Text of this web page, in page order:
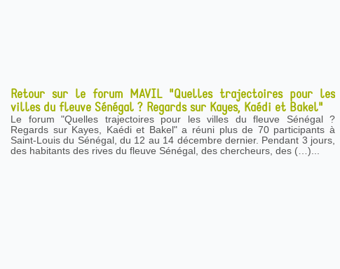
Retour sur le forum MAVIL "Quelles trajectoires pour les
villes du fleuve Sénégal ? Regards sur Kayes, Kaédi et Bakel"
Le forum "Quelles trajectoires pour les villes du fleuve Sénégal ?
Regards sur Kayes, Kaédi et Bakel" a réuni plus de 70 participants à
Saint-Louis du Sénégal, du 12 au 14 décembre dernier. Pendant 3 jours,
des habitants des rives du fleuve Sénégal, des chercheurs, des (…)...